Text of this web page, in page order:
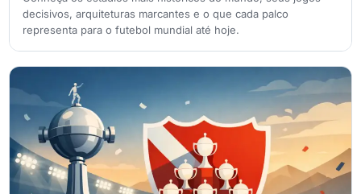
decisivos, arquiteturas marcantes e o que cada palco
representa para o futebol mundial até hoje.